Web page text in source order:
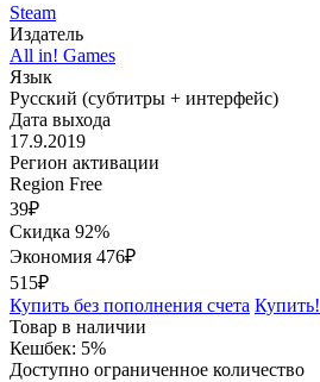
Steam
Издатель
All in! Games
Язык
Русский (субтитры + интерфейс)
Дата выхода
17.9.2019
Регион активации
Region Free
39₽
Скидка 92%
Экономия 476₽
515₽
Купить без пополнения счета Купить!
Товар в наличии
Кешбек: 5%
Доступно ограниченное количество